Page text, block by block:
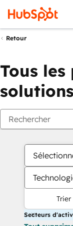
Retour
Tous
solutions
Trier
Secteurs